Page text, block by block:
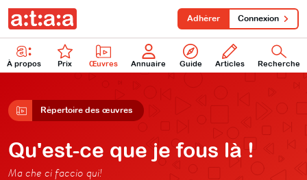
À propos Prix Œuvres Annuaire Guide Articles Recherche
Adhérer Connexion
Répertoire des œuvres
Qu'est-ce que je fous là !
Ma che ci faccio qui!